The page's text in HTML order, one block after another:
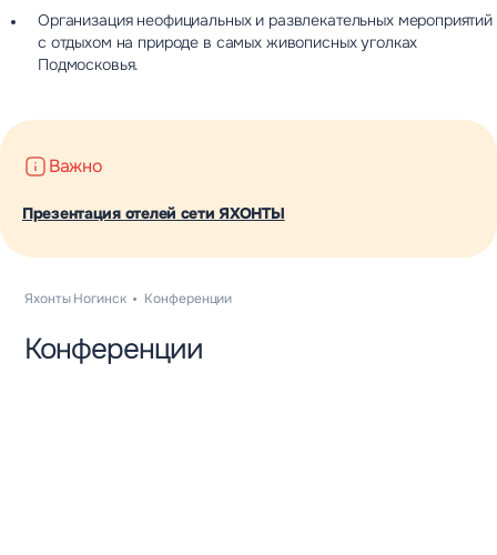
Организация неофициальных и развлекательных мероприятий
с отдыхом на природе в самых живописных уголках
Подмосковья.
Важно
Презентация отелей сети ЯХОНТЫ
Яхонты Ногинск Конференции
Конференции